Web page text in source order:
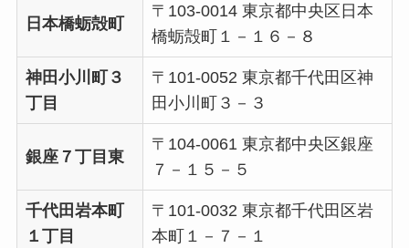
日本橋蛎殻町
〒103-0014 東京都中央区日本
橋蛎殻町１－１６－８
神田小川町３
丁目
〒101-0052 東京都千代田区神
田小川町３－３
銀座７丁目東
〒104-0061 東京都中央区銀座
７－１５－５
千代田岩本町
１丁目
〒101-0032 東京都千代田区岩
本町１－７－１